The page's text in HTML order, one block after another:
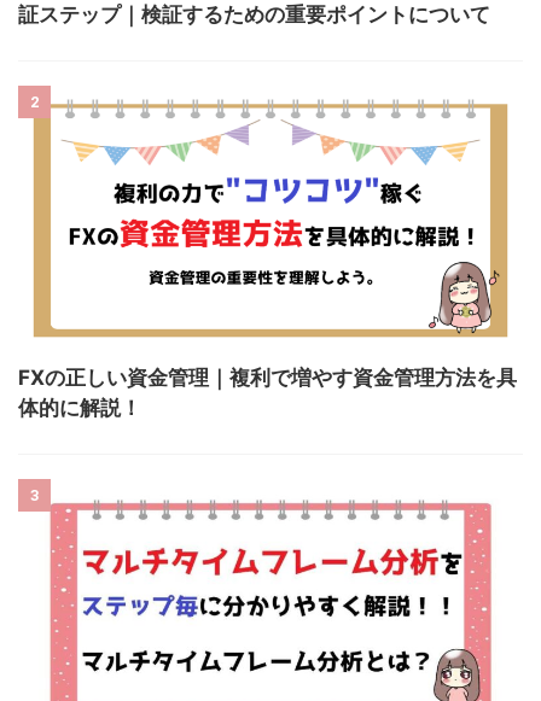
証ステップ｜検証するための重要ポイントについて
2
FXの正しい資金管理｜複利で増やす資金管理方法を具
体的に解説！
3